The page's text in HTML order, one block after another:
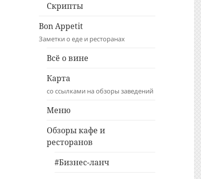
Скрипты
Bon Appetit
Заметки о еде и ресторанах
Всё о вине
Карта
со ссылками на обзоры заведений
Меню
Обзоры кафе и
ресторанов
#Бизнес-ланч